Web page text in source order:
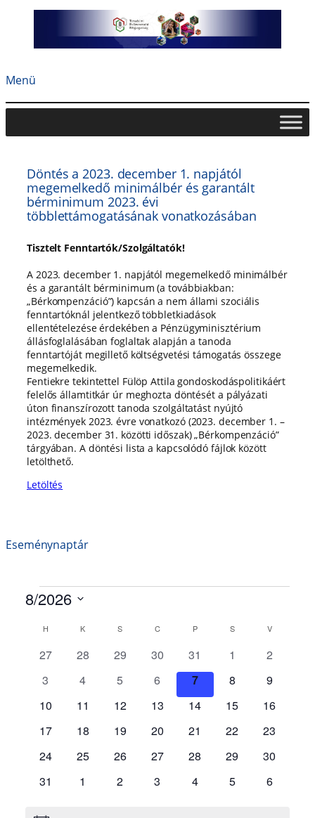
Menü
Döntés a 2023. december 1. napjától
megemelkedő minimálbér és garantált
bérminimum 2023. évi
többlettámogatásának vonatkozásában
Tisztelt Fenntartók/Szolgáltatók!
A 2023. december 1. napjától megemelkedő minimálbér
és a garantált bérminimum (a továbbiakban:
„Bérkompenzáció”) kapcsán a nem állami szociális
fenntartóknál jelentkező többletkiadások
ellentételezése érdekében a Pénzügyminisztérium
állásfoglalásában foglaltak alapján a tanoda
fenntartóját megillető költségvetési támogatás összege
megemelkedik.
Fentiekre tekintettel Fülöp Attila gondoskodáspolitikáért
felelős államtitkár úr meghozta döntését a pályázati
úton finanszírozott tanoda szolgáltatást nyújtó
intézmények 2023. évre vonatkozó (2023. december 1. –
2023. december 31. közötti időszak) „Bérkompenzáció”
tárgyában. A döntési lista a kapcsolódó fájlok között
letölthető.
Letöltés
Eseménynaptár